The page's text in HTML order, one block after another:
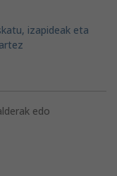
izapideak eta
edo